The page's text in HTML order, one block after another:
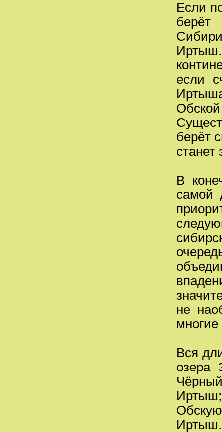
Если
берёт
Иртыш.
если
берёт
станет
В
самой
не
многие
Вся
озера
Иртыш.